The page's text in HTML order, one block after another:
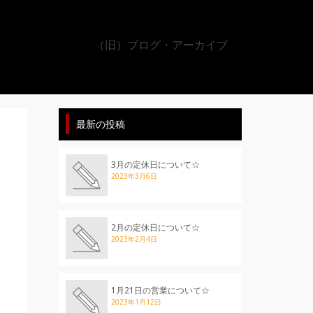
（旧）ブログ・アーカイブ
最新の投稿
3月の定休日について☆
2023年3月6日
2月の定休日について☆
2023年2月4日
1月21日の営業について☆
2023年1月12日